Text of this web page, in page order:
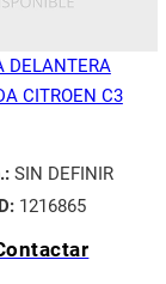
DELANTERA
CITROEN C3
SIN DEFINIR
1216865